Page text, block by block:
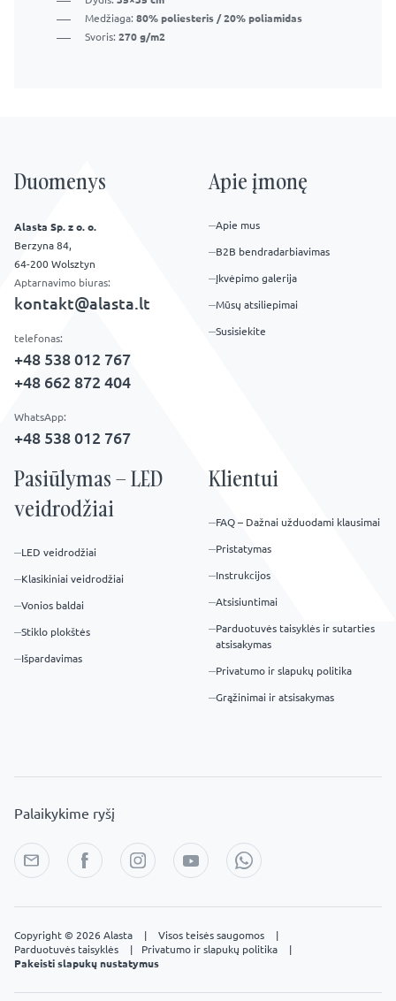
Medžiaga: 80% poliesteris / 20% poliamidas
Svoris: 270 g/m2
Apie įmonę
Apie mus
B2B bendradarbiavimas
Įkvėpimo galerija
Mūsų atsiliepimai
Susisiekite
Pasiūlymas – LED
veidrodžiai
LED veidrodžiai
Klasikiniai veidrodžiai
Vonios baldai
Stiklo plokštės
Išpardavimas
Klientui
FAQ – Dažnai užduodami klausimai
Pristatymas
Instrukcijos
Atsisiuntimai
Parduotuvės taisyklės ir sutarties
atsisakymas
Privatumo ir slapukų politika
Grąžinimai ir atsisakymas
Duomenys
Alasta Sp. z o. o.
Berzyna 84,
64-200 Wolsztyn
Aptarnavimo biuras:
kontakt@alasta.lt
telefonas:
+48 538 012 767
+48 662 872 404
WhatsApp:
+48 538 012 767
Palaikykime ryšį
Copyright © 2026 Alasta Visos teisės saugomos
Parduotuvės taisyklės
Privatumo ir slapukų politika
Pakeisti slapukų nustatymus